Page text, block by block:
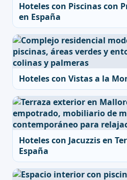
Hoteles con Piscinas con
en España
Hoteles con Vistas a la
Hoteles con Jacuzzis en
España